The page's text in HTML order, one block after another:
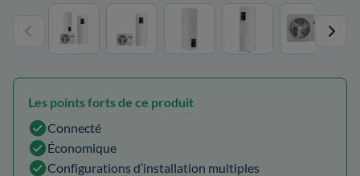
Les points forts de ce produit
Connecté
Économique
Configurations d’installation multiples